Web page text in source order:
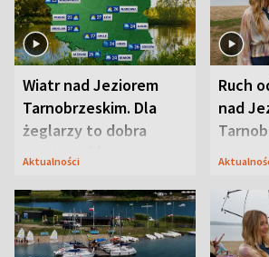
Wiatr nad Jeziorem
Tarnobrzeskim. Dla
żeglarzy to dobra
wiadomość
Aktualności
Ruch
nad
ważna